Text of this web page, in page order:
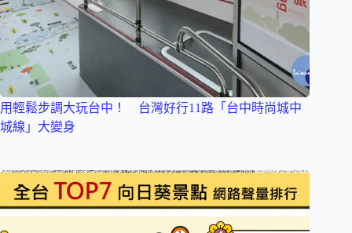
用輕鬆步調大玩台中！ 台灣好行11路「台中時尚城中
城線」大變身